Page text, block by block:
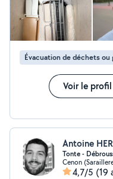
Évacuation de déchets ou
Voir le profil
Antoine
Tonte -
Cenon
4,7/5 (19